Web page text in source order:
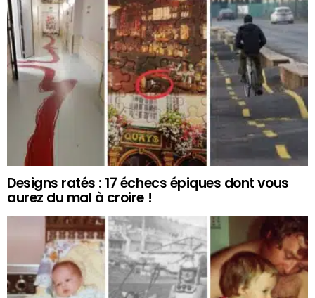
Designs ratés : 17 échecs épiques dont vous
aurez du mal à croire !